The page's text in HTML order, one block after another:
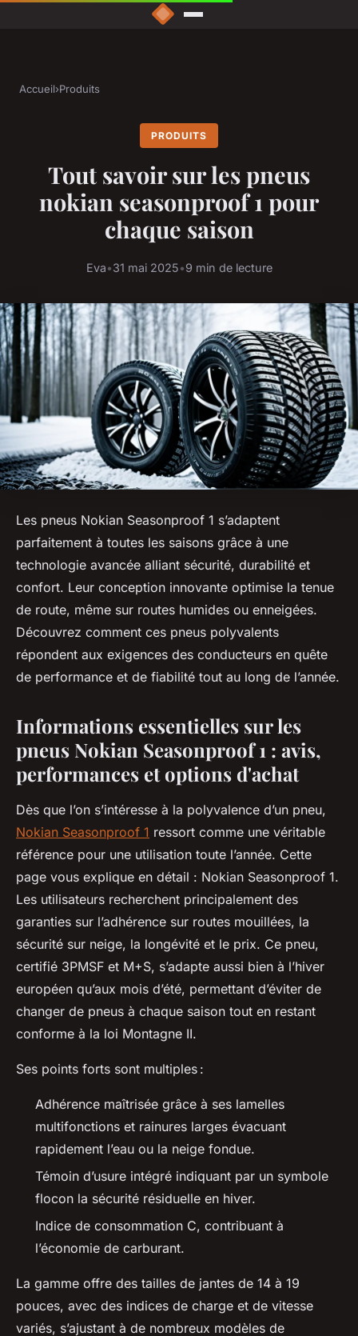
Accueil›Produits
PRODUITS
Tout savoir sur les pneus
nokian seasonproof 1 pour
chaque saison
Eva•31 mai 2025•9 min de lecture
Les pneus Nokian Seasonproof 1 s’adaptent
parfaitement à toutes les saisons grâce à une
technologie avancée alliant sécurité, durabilité et
confort. Leur conception innovante optimise la tenue
de route, même sur routes humides ou enneigées.
Découvrez comment ces pneus polyvalents
répondent aux exigences des conducteurs en quête
de performance et de fiabilité tout au long de l’année.
Informations essentielles sur les
pneus Nokian Seasonproof 1 : avis,
performances et options d'achat
Dès que l’on s’intéresse à la polyvalence d’un pneu,
Nokian Seasonproof 1 ressort comme une véritable
référence pour une utilisation toute l’année. Cette
page vous explique en détail : Nokian Seasonproof 1.
Les utilisateurs recherchent principalement des
garanties sur l’adhérence sur routes mouillées, la
sécurité sur neige, la longévité et le prix. Ce pneu,
certifié 3PMSF et M+S, s’adapte aussi bien à l’hiver
européen qu’aux mois d’été, permettant d’éviter de
changer de pneus à chaque saison tout en restant
conforme à la loi Montagne II.
Ses points forts sont multiples :
Adhérence maîtrisée grâce à ses lamelles
multifonctions et rainures larges évacuant
rapidement l’eau ou la neige fondue.
Témoin d’usure intégré indiquant par un symbole
flocon la sécurité résiduelle en hiver.
Indice de consommation C, contribuant à
l’économie de carburant.
La gamme offre des tailles de jantes de 14 à 19
pouces, avec des indices de charge et de vitesse
variés, s’ajustant à de nombreux modèles de